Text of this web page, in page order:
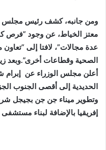
ومن جانبه، كشف رئيس مجلس
معتز الخياط، عن وجود “فرص
عدة مجالات”، لافتا إلى
الصحية وقطاعات أخرى”.وبعد
أعلن مجلس الوزراء عن إبرام
الحديدية إلى أقصى الجنوب
وتطوير ميناء جن جن بجيجل
إفريقيا بالإضافة لبناء